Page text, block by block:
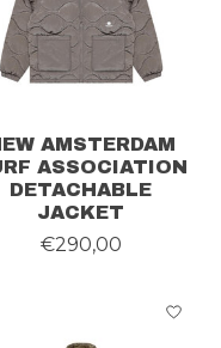
AMSTERDAM
ASSOCIATION
DETACHABLE
JACKET
€290,00